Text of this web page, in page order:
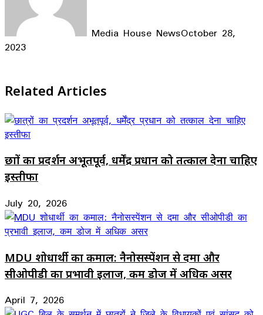
Media House NewsOctober 28,
2023
Related Articles
छात्रों का प्रदर्शन अभूतपूर्व, धर्मेंद्र प्रधान को तत्काल देना चाहिए
इस्तीफा
July 20, 2026
MDU शोधार्थी का कमाल: नैनोसस्पेंशन से दमा और
सीओपीडी का प्रभावी इलाज, कम डोज में अधिक असर
April 7, 2026